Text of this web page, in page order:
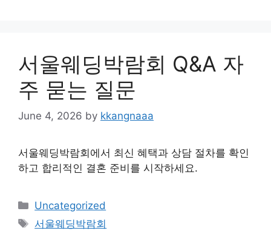
서울웨딩박람회 Q&A 자
주 묻는 질문
June 4, 2026 by kkangnaaa
서울웨딩박람회에서 최신 혜택과 상담 절차를 확인
하고 합리적인 결혼 준비를 시작하세요.
Categories
Uncategorized
Tags
서울웨딩박람회